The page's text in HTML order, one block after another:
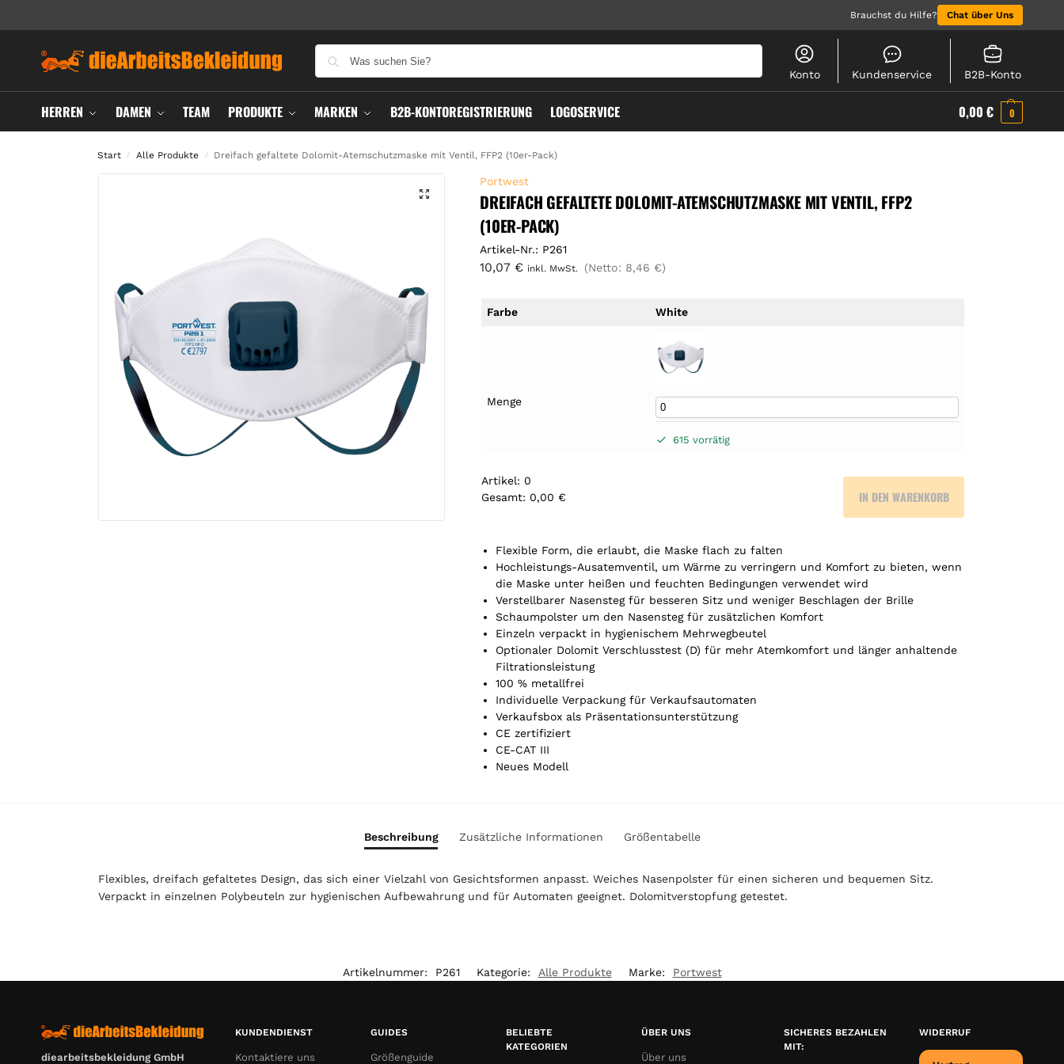
Brauchst du Hilfe? Chat über Uns
Konto Kundenservice B2B-Konto
HERREN DAMEN TEAM PRODUKTE MARKEN B2B-KONTOREGISTRIERUNG LOGOSERVICE 0,00 € 0
Start / Alle Produkte / Dreifach gefaltete Dolomit-Atemschutzmaske mit Ventil, FFP2 (10er-Pack)
Portwest
DREIFACH GEFALTETE DOLOMIT-ATEMSCHUTZMASKE MIT VENTIL, FFP2
(10ER-PACK)
Artikel-Nr.: P261
10,07 € inkl. MwSt. (Netto: 8,46 €)
Farbe White
Menge
615 vorrätig
Artikel: 0
Gesamt: 0,00 €
r
t
k
e
l
.
o
u
r
t
o
t
s
0
0
IN DEN WARENKORB
Flexible Form, die erlaubt, die Maske flach zu falten
Hochleistungs-Ausatemventil, um Wärme zu verringern und Komfort zu bieten, wenn
die Maske unter heißen und feuchten Bedingungen verwendet wird
Verstellbarer Nasensteg für besseren Sitz und weniger Beschlagen der Brille
Schaumpolster um den Nasensteg für zusätzlichen Komfort
Einzeln verpackt in hygienischem Mehrwegbeutel
Optionaler Dolomit Verschlusstest (D) für mehr Atemkomfort und länger anhaltende
Filtrationsleistung
100 % metallfrei
Individuelle Verpackung für Verkaufsautomaten
Verkaufsbox als Präsentationsunterstützung
CE zertifiziert
CE-CAT III
Neues Modell
Beschreibung Zusätzliche Informationen Größentabelle
Flexibles, dreifach gefaltetes Design, das sich einer Vielzahl von Gesichtsformen anpasst. Weiches Nasenpolster für einen sicheren und bequemen Sitz.
Verpackt in einzelnen Polybeuteln zur hygienischen Aufbewahrung und für Automaten geeignet. Dolomitverstopfung getestet.
Artikelnummer: P261 Kategorie: Alle Produkte Marke: Portwest
diearbeitsbekleidung GmbH
KUNDENDIENST
Kontaktiere uns
GUIDES
Größenguide
BELIEBTE
KATEGORIEN
ÜBER UNS
Über uns
SICHERES BEZAHLEN
MIT:
WIDERRUF